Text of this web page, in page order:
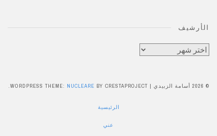
الأرشيف
الأرشيف
© 2026 أسامة الزبيدي |
WORDPRESS THEME: NUCLEARE BY CRESTAPROJECT.
الرئيسية
عني